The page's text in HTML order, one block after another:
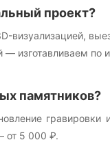
проект?
визуализацией,
— изготавливаем
памятников?
от 5 000 ₽.